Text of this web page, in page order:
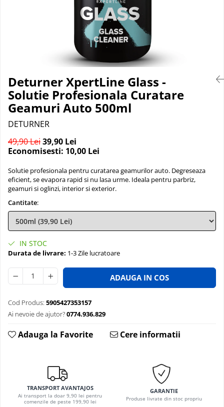
Deturner XpertLine Glass -
Solutie Profesionala Curatare
Geamuri Auto 500ml
DETURNER
49,90 Lei39,90 Lei
Economisesti: 10,00 Lei
Solutie profesionala pentru curatarea geamurilor auto. Degreseaza
eficient, se evapora rapid si nu lasa urme. Ideala pentru parbriz,
geamuri si oglinzi, interior si exterior.
Cantitate:
IN STOC
Durata de livrare: 1-3 Zile lucratoare
ADAUGA IN COS
Cod Produs: 5905427353157
Ai nevoie de ajutor?0774.936.829
Adauga la Favorite Cere informatii
TRANSPORT AVANTAJOS
Ai transport la doar 9,90 lei pentru
comenzile de peste 199,90 lei
GARANTIE
Produse livrate din stoc propriu